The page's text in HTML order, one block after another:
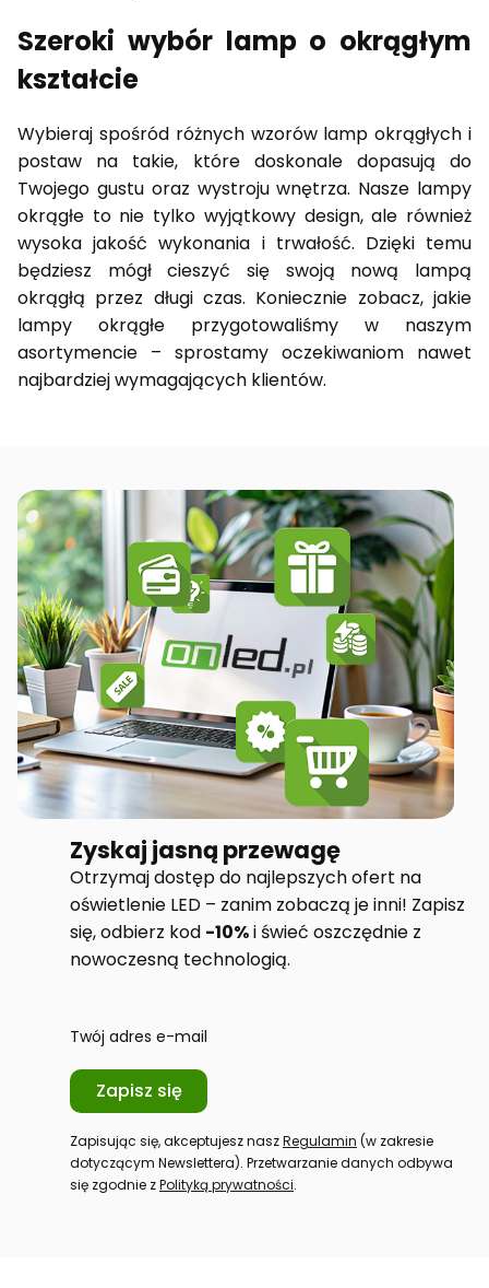
Szeroki wybór lamp o okrągłym
kształcie
Wybieraj spośród różnych wzorów lamp okrągłych i
postaw na takie, które doskonale dopasują do
Twojego gustu oraz wystroju wnętrza. Nasze lampy
okrągłe to nie tylko wyjątkowy design, ale również
wysoka jakość wykonania i trwałość. Dzięki temu
będziesz mógł cieszyć się swoją nową lampą
okrągłą przez długi czas. Koniecznie zobacz, jakie
lampy okrągłe przygotowaliśmy w naszym
asortymencie – sprostamy oczekiwaniom nawet
najbardziej wymagających klientów.
Zyskaj jasną przewagę
Otrzymaj dostęp do najlepszych ofert na
oświetlenie LED – zanim zobaczą je inni! Zapisz
się, odbierz kod -10%i świeć oszczędnie z
nowoczesną technologią.
Twój adres e-mail
Zapisz się
Zapisując się, akceptujesz naszRegulamin (w zakresie
dotyczącym Newslettera). Przetwarzanie danych odbywa
się zgodnie zPolityką prywatności.